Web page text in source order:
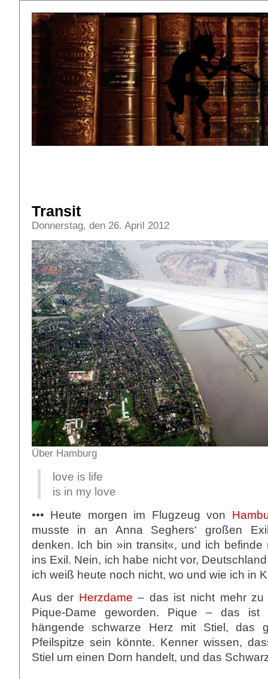
Transit
Donnerstag, den 26. April 2012
Über Hamburg
love is life
is in my love
••• Heute morgen im Flugzeug von
musste in an Anna Seghers‘ großen
denken. Ich bin »in transit«, und ich befinde
ins Exil. Nein, ich habe nicht vor,
ich weiß heute noch nicht, wo und wie ich in
Aus der Herzdame – das ist nicht mehr
Pique-Dame geworden. Pique – das ist
hängende schwarze Herz mit Stiel, das
Pfeilspitze sein könnte. Kenner wissen,
Stiel um einen Dorn handelt, und das